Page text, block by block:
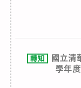
轉知
國立清
學年